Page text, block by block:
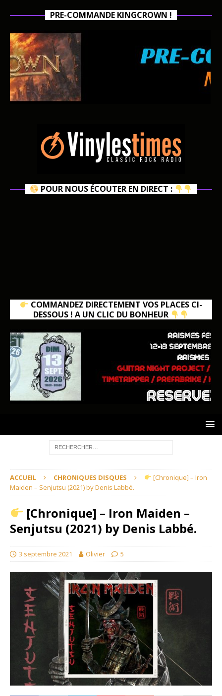
PRE-COMMANDE KINGCROWN !
POUR NOUS ÉCOUTER EN DIRECT :
COMMANDEZ DIRECTEMENT VOS PLACES CI-
DESSOUS ! A UN CLIC DU BONHEUR
ACCUEIL CHRONIQUES DISQUES
[Chronique] – Iron
Maiden – Senjutsu (2021) by Denis Labbé.
[Chronique] – Iron Maiden –
Senjutsu (2021) by Denis Labbé.
3 septembre 2021 Olivier 5